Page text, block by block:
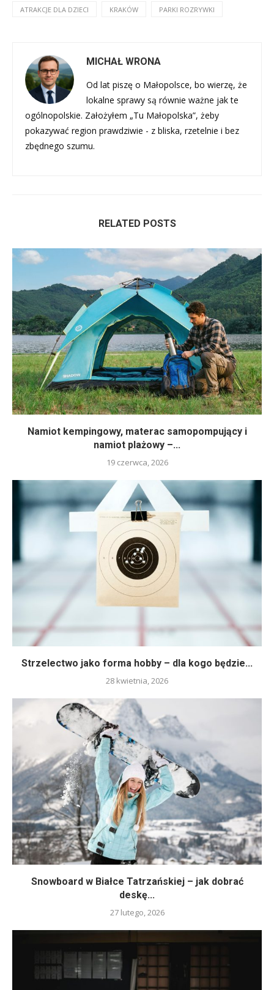
ATRAKCJE DLA DZIECI KRAKÓW PARKI ROZRYWKI
MICHAŁ WRONA
Od lat piszę o Małopolsce, bo wierzę, że
lokalne sprawy są równie ważne jak te
ogólnopolskie. Założyłem „Tu Małopolska”, żeby
pokazywać region prawdziwie - z bliska, rzetelnie i bez
zbędnego szumu.
RELATED POSTS
Namiot kempingowy, materac samopompujący i
namiot plażowy –...
19 czerwca, 2026
Strzelectwo jako forma hobby – dla kogo będzie...
28 kwietnia, 2026
Snowboard w Białce Tatrzańskiej – jak dobrać
deskę...
27 lutego, 2026